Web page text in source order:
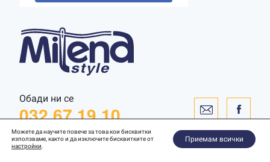
Обади ни се
032 67 19 10
Уебсайт от
Можете да научите повече за това кои бисквитки
използваме, както и да изключите бисквитките от
настройки
Приемам всички